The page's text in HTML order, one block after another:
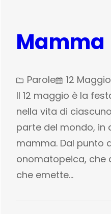
Mamma
Parole 12
Il 12 maggio è la
nella vita di
parte del mondo, in
mamma. Dal punto
onomatopeica, che
che emette…